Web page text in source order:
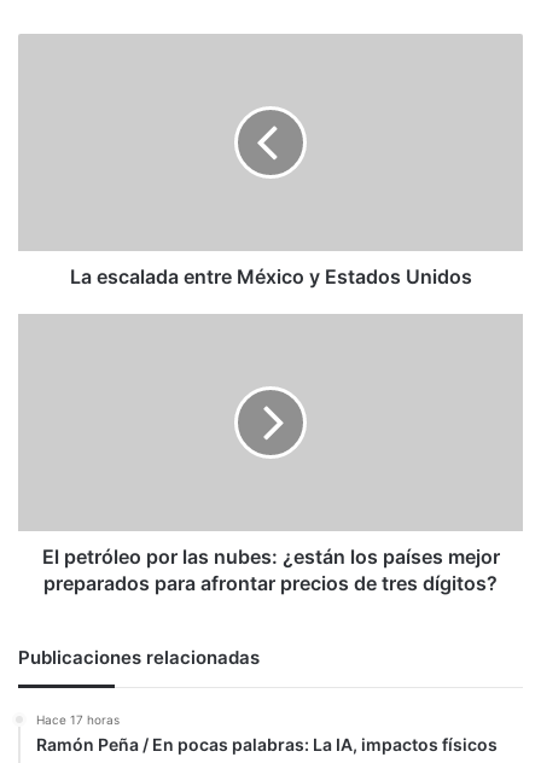
La escalada entre México y Estados Unidos
mejor
preparados
para
de
El petróleo por las nubes: ¿están los países mejor
preparados para afrontar precios de tres dígitos?
Publicaciones relacionadas
Hace 17 horas
Ramón Peña / En pocas palabras: La IA, impactos físicos